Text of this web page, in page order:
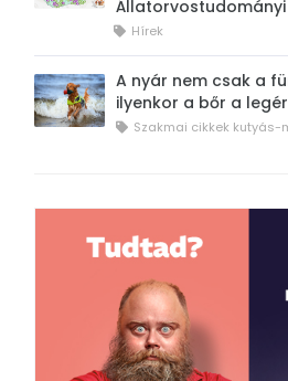
Állatorvostudományi
Hírek
A nyár nem csak a
ilyenkor a bőr a
Szakmai cikkek